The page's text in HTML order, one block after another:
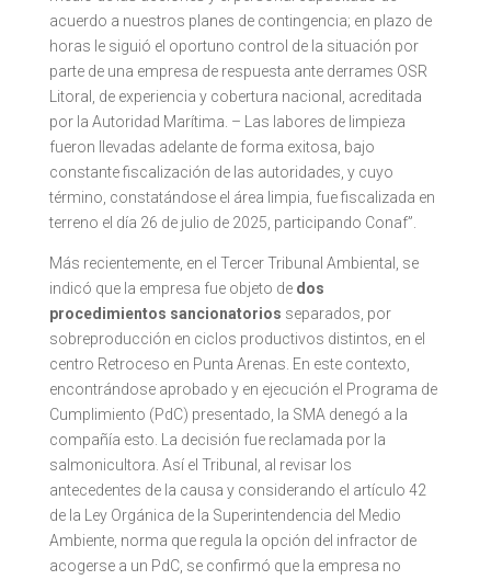
acuerdo a nuestros planes de contingencia; en plazo de
horas le siguió el oportuno control de la situación por
parte de una empresa de respuesta ante derrames OSR
Litoral, de experiencia y cobertura nacional, acreditada
por la Autoridad Marítima. – Las labores de limpieza
fueron llevadas adelante de forma exitosa, bajo
constante fiscalización de las autoridades, y cuyo
término, constatándose el área limpia, fue fiscalizada en
terreno el día 26 de julio de 2025, participando Conaf”.
Más recientemente, en el Tercer Tribunal Ambiental, se
indicó que la empresa fue objeto de dos
procedimientos sancionatorios separados, por
sobreproducción en ciclos productivos distintos, en el
centro Retroceso en Punta Arenas. En este contexto,
encontrándose aprobado y en ejecución el Programa de
Cumplimiento (PdC) presentado, la SMA denegó a la
compañía esto. La decisión fue reclamada por la
salmonicultora. Así el Tribunal, al revisar los
antecedentes de la causa y considerando el artículo 42
de la Ley Orgánica de la Superintendencia del Medio
Ambiente, norma que regula la opción del infractor de
acogerse a un PdC, se confirmó que la empresa no